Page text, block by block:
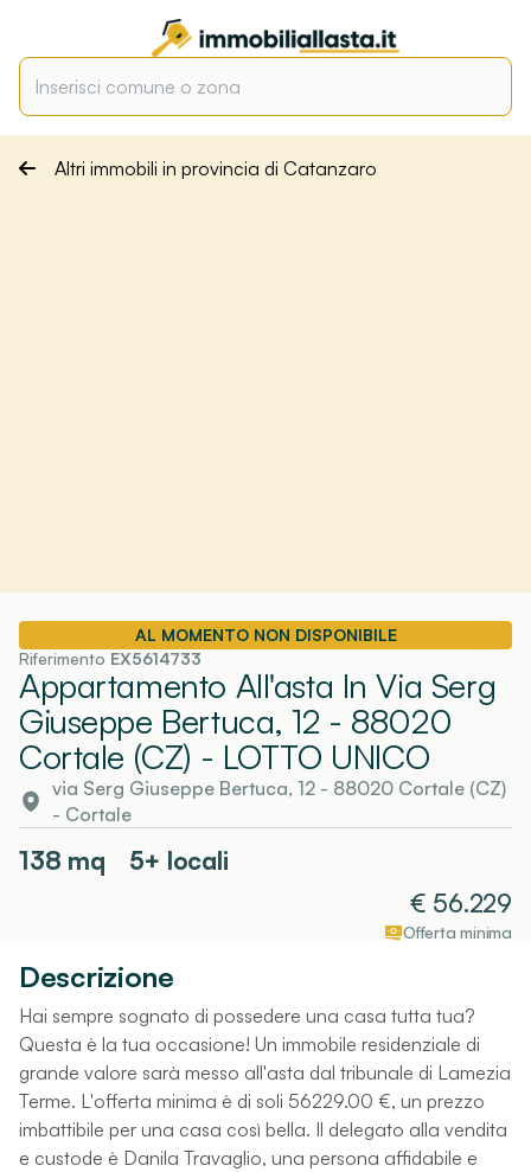
Altri immobili in provincia di Catanzaro
AL MOMENTO NON DISPONIBILE
Riferimento EX5614733
Appartamento All'asta In Via Serg
Giuseppe Bertuca, 12 - 88020
Cortale (CZ) - LOTTO UNICO
via Serg Giuseppe Bertuca, 12 - 88020 Cortale (CZ)
- Cortale
138 mq
5+ locali
€ 56.229
Offerta minima
Descrizione
Hai sempre sognato di possedere una casa tutta tua?
Questa è la tua occasione! Un immobile residenziale di
grande valore sarà messo all'asta dal tribunale di Lamezia
Terme. L'offerta minima è di soli 56229.00 €, un prezzo
imbattibile per una casa così bella. Il delegato alla vendita
e custode è Danila Travaglio, una persona affidabile e